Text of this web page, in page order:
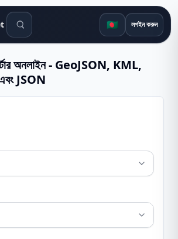
সার্চ টুলস 🇧🇩 লগইন করুন
অনলাইন - GeoJSON, KML,
JSON